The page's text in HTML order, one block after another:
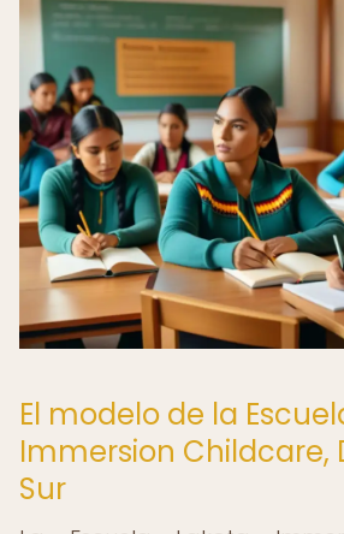
El modelo de la
Immersion Childcare,
Sur